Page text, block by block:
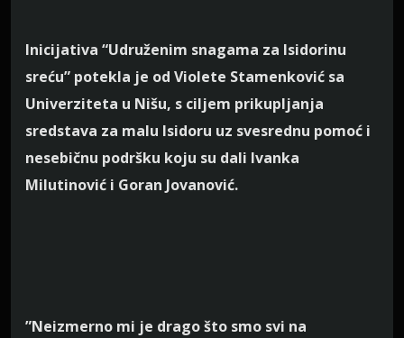
Inicijativa “Udruženim snagama za Isidorinu
sreću” potekla je od Violete Stamenković sa
Univerziteta u Nišu, s ciljem prikupljanja
sredstava za malu Isidoru uz svesrednu pomoć i
nesebičnu podršku koju su dali Ivanka
Milutinović i Goran Jovanović.
”Neizmerno mi je drago što smo svi na